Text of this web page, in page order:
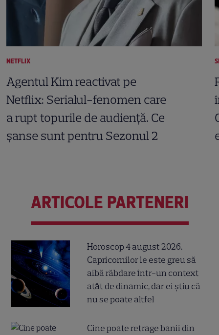
NETFLIX
Agentul Kim reactivat pe
Netflix: Serialul-fenomen care
a rupt topurile de audiență. Ce
șanse sunt pentru Sezonul 2
ARTICOLE PARTENERI
Horoscop 4 august 2026.
Capricornilor le este greu să
aibă răbdare într-un context
atât de dinamic, dar ei știu că
nu se poate altfel
Cine poate retrage banii din